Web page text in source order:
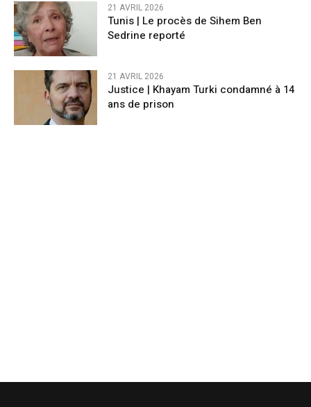
21 AVRIL 2026
Tunis | Le procès de Sihem Ben
Sedrine reporté
21 AVRIL 2026
Justice | Khayam Turki condamné à 14
ans de prison